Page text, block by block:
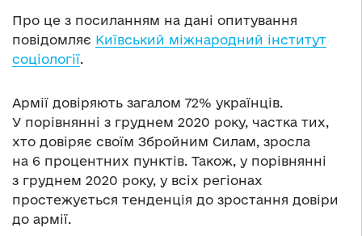
Про це з посиланням на дані опитування
повідомляє Київський міжнародний інститут
соціології.
Армії довіряють загалом 72% українців.
У порівнянні з груднем 2020 року, частка тих,
хто довіряє своїм Збройним Силам, зросла
на 6 процентних пунктів. Також, у порівнянні
з груднем 2020 року, у всіх регіонах
простежується тенденція до зростання довіри
до армії.